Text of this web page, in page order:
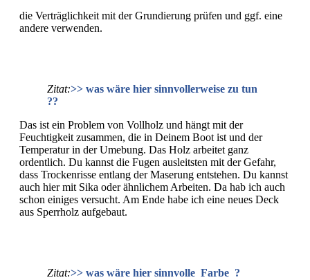
die Verträglichkeit mit der Grundierung prüfen und ggf. eine
andere verwenden.
Zitat:>> was wäre hier sinnvollerweise zu tun
??
Das ist ein Problem von Vollholz und hängt mit der
Feuchtigkeit zusammen, die in Deinem Boot ist und der
Temperatur in der Umebung. Das Holz arbeitet ganz
ordentlich. Du kannst die Fugen ausleitsten mit der Gefahr,
dass Trockenrisse entlang der Maserung entstehen. Du kannst
auch hier mit Sika oder ähnlichem Arbeiten. Da hab ich auch
schon einiges versucht. Am Ende habe ich eine neues Deck
aus Sperrholz aufgebaut.
Zitat:>> was wäre hier sinnvolle Farbe ?